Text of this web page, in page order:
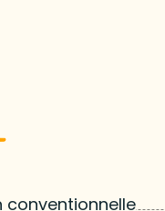
conventionnelle